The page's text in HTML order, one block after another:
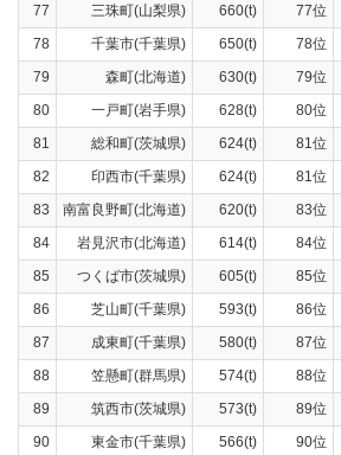
77
三珠町(山梨県) 660(t) 77位
78
千葉市(千葉県) 650(t) 78位
79
森町(北海道) 630(t) 79位
80
一戸町(岩手県) 628(t) 80位
81
総和町(茨城県) 624(t) 81位
82
印西市(千葉県) 624(t) 81位
83
南富良野町(北海道) 620(t) 83位
84
岩見沢市(北海道) 614(t) 84位
85
つくば市(茨城県) 605(t) 85位
86
芝山町(千葉県) 593(t) 86位
87
成東町(千葉県) 580(t) 87位
88
笠懸町(群馬県) 574(t) 88位
89
筑西市(茨城県) 573(t) 89位
90
東金市(千葉県) 566(t) 90位